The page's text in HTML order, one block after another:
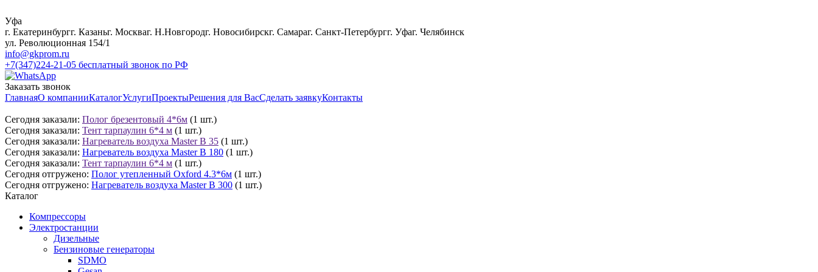
Уфа
г. Екатеринбургг. Казаньг. Москваг. Н.Новгородг. Новосибирскг. Самараг. Санкт-Петербургг. Уфаг. Челябинск
ул. Революционная 154/1
info@gkprom.ru
+7(347)224-21-05 бесплатный звонок по РФ
Заказать звонок
ГлавнаяО компанииКаталогУслугиПроектыРешения для ВасСделать заявкуКонтакты
Сегодня заказали: Полог брезентовый 4*6м (1 шт.)
Сегодня заказали: Тент тарпаулин 6*4 м (1 шт.)
Сегодня заказали: Нагреватель воздуха Master B 35 (1 шт.)
Сегодня заказали: Нагреватель воздуха Master B 180 (1 шт.)
Сегодня заказали: Тент тарпаулин 6*4 м (1 шт.)
Сегодня отгружено: Полог утепленный Oxford 4.3*6м (1 шт.)
Сегодня отгружено: Нагреватель воздуха Master B 300 (1 шт.)
Каталог
Компрессоры
Электростанции
Дизельные
Бензиновые генераторы
SDMO